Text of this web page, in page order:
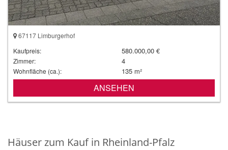
67117 Limburgerhof
Kaufpreis:
580.000,00 €
Zimmer: 4
Wohnfläche (ca.): 135 m²
ANSEHEN
Häuser zum Kauf in Rheinland-Pfalz